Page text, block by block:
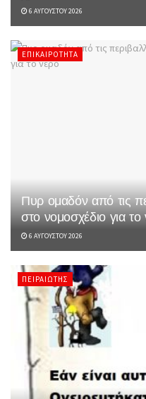
6 ΑΥΓΟΎΣΤΟΥ 2026
ΕΠΙΚΑΙΡΌΤΗΤΑ
Πυρ ομαδόν από τις
στο νομοσχέδιο για το
6 ΑΥΓΟΎΣΤΟΥ 2026
ΠΕΙΡΑΙΏΤΗΣ